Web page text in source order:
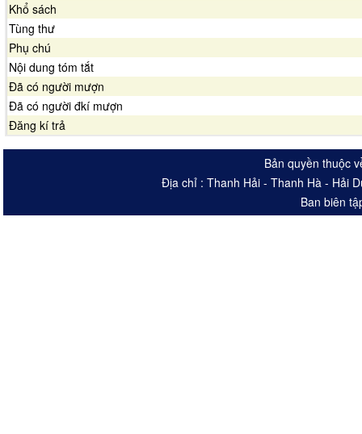
Khổ sách
Tùng thư
Phụ chú
Nội dung tóm tắt
Đã có người mượn
Đã có người đkí mượn
Đăng kí trả
Bản quyền thuộc
Địa chỉ : Thanh Hải - Thanh Hà - Hải
Ban biên